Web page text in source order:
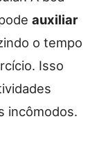
auxiliar
o tempo
Isso
incômodos.